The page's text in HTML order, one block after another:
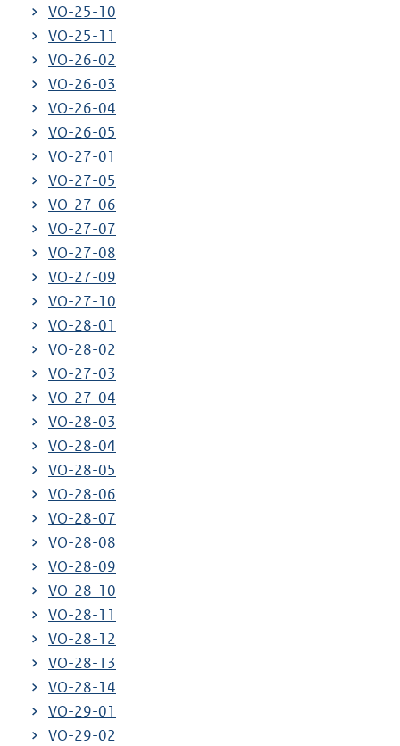
VO-25-10
VO-25-11
VO-26-02
VO-26-03
VO-26-04
VO-26-05
VO-27-01
VO-27-05
VO-27-06
VO-27-07
VO-27-08
VO-27-09
VO-27-10
VO-28-01
VO-28-02
VO-27-03
VO-27-04
VO-28-03
VO-28-04
VO-28-05
VO-28-06
VO-28-07
VO-28-08
VO-28-09
VO-28-10
VO-28-11
VO-28-12
VO-28-13
VO-28-14
VO-29-01
VO-29-02